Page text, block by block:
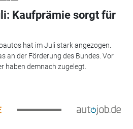
Kaufprämie sorgt für
hat im Juli stark angezogen.
an der Förderung des Bundes. Vor
haben demnach zugelegt.